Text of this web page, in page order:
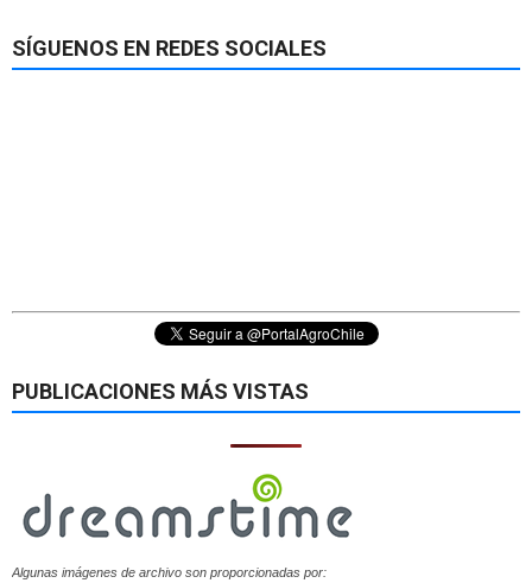
SÍGUENOS EN REDES SOCIALES
PUBLICACIONES MÁS VISTAS
Algunas imágenes de archivo son proporcionadas por: